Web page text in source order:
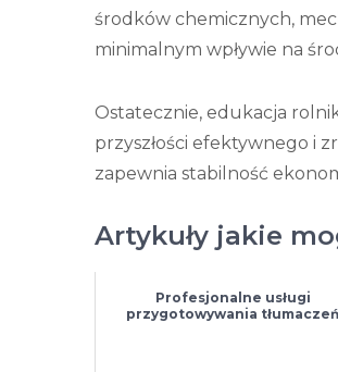
środków chemicznych,
minimalnym wpływie na
Ostatecznie, edukacja
przyszłości efektywnego i
zapewnia stabilność
Artykuły jakie
Profesjonalne usługi
przygotowywania tłumaczeń